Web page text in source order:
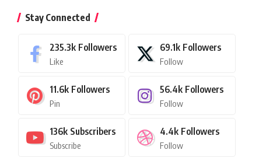
Stay Connected
235.3k Followers
Like
69.1k Followers
Follow
11.6k Followers
Pin
56.4k Followers
Follow
136k Subscribers
Subscribe
4.4k Followers
Follow